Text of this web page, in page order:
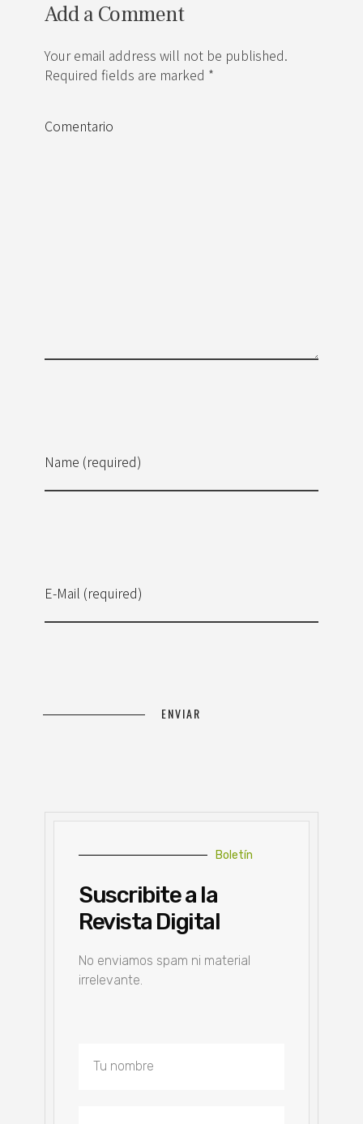
Add a Comment
Your email address will not be published.
Required fields are marked *
Name (required)
E-Mail (required)
Comentario
Boletín
Suscribite a la
Revista Digital
No enviamos spam ni material
irrelevante.